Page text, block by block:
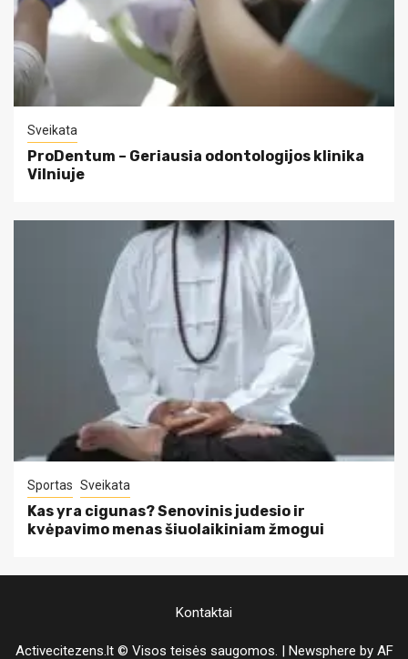
Sveikata
ProDentum – Geriausia odontologijos klinika
Vilniuje
Sportas Sveikata
Kas yra cigunas? Senovinis judesio ir
kvėpavimo menas šiuolaikiniam žmogui
Kontaktai
Activecitezens.lt © Visos teisės saugomos. | Newsphere by AF